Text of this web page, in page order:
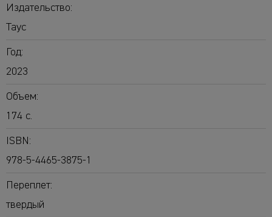
Издательство:
Таус
Год:
2023
Объем:
174 с.
ISBN:
978-5-4465-3875-1
Переплет:
твердый